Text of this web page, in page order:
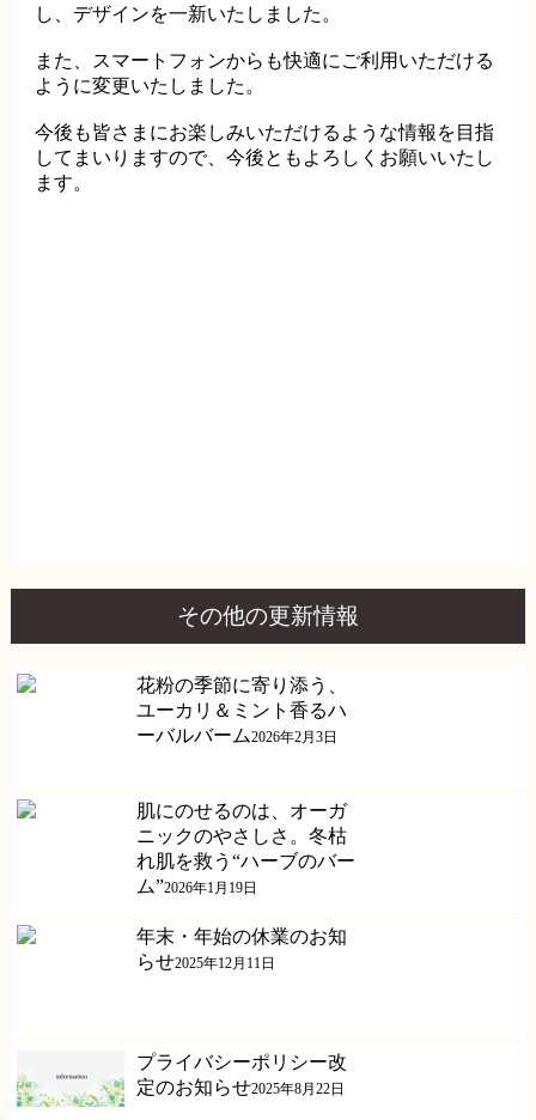
し、デザインを一新いたしました。
また、スマートフォンからも快適にご利用いただける
ように変更いたしました。
今後も皆さまにお楽しみいただけるような情報を目指
してまいりますので、今後ともよろしくお願いいたし
ます。
その他の更新情報
花粉の季節に寄り添う、
ユーカリ＆ミント香るハ
ーバルバーム2026年2月3日
肌にのせるのは、オーガ
ニックのやさしさ。冬枯
れ肌を救う“ハーブのバー
ム”2026年1月19日
年末・年始の休業のお知
らせ2025年12月11日
プライバシーポリシー改
定のお知らせ2025年8月22日